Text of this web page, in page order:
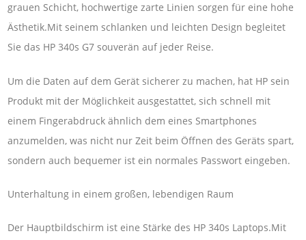
grauen Schicht, hochwertige zarte Linien sorgen für eine hohe
Ästhetik.Mit seinem schlanken und leichten Design begleitet
Sie das HP 340s G7 souverän auf jeder Reise.
Um die Daten auf dem Gerät sicherer zu machen, hat HP sein
Produkt mit der Möglichkeit ausgestattet, sich schnell mit
einem Fingerabdruck ähnlich dem eines Smartphones
anzumelden, was nicht nur Zeit beim Öffnen des Geräts spart,
sondern auch bequemer ist ein normales Passwort eingeben.
Unterhaltung in einem großen, lebendigen Raum
Der Hauptbildschirm ist eine Stärke des HP 340s Laptops.Mit